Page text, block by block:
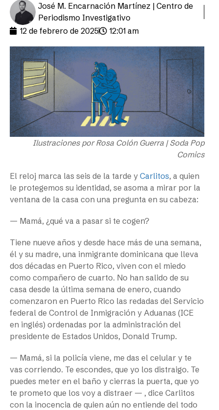
José M. Encarnación Martínez | Centro de
Periodismo Investigativo
12 de febrero de 2025
12:01 am
Ilustraciones por Rosa Colón Guerra | Soda Pop
Comics
El reloj marca las seis de la tarde y Carlitos, a quien
le protegemos su identidad, se asoma a mirar por la
ventana de la casa con una pregunta en su cabeza:
— Mamá, ¿qué va a pasar si te cogen?
Tiene nueve años y desde hace más de una semana,
él y su madre, una inmigrante dominicana que lleva
dos décadas en Puerto Rico, viven con el miedo
como compañero de cuarto. No han salido de su
casa desde la última semana de enero, cuando
comenzaron en Puerto Rico las redadas del Servicio
federal de Control de Inmigración y Aduanas (ICE
en inglés) ordenadas por la administración del
presidente de Estados Unidos, Donald Trump.
— Mamá, si la policía viene, me das el celular y te
vas corriendo. Te escondes, que yo los distraigo. Te
puedes meter en el baño y cierras la puerta, que yo
te prometo que los voy a distraer — , dice Carlitos
con la inocencia de quien aún no entiende del todo